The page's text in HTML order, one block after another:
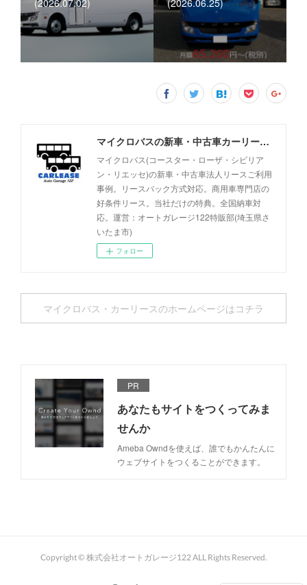
(2026.07.02)
(2026.06.25)
マイクロバスの新車・中古車カーリース事例 - オートガレージ122
マイクロバス(コースター・ローザ・シビリア
ン・リエッセ)の新車・中古車法人リースご利用
事例。リースバック方式対応。商用車専門店の
好条件リース。当社だけの特典。全国納車対
応。運営：オートガレージ122特販部(埼玉県さ
いたま市)
フォロー
マイクロバス・カーリースのホームページはコチラ
PR
あなたもサイトをつくってみま
せんか
Ameba Owndを使えば、誰でもかんたんに
ウェブサイトをつくることができます。
Copyright © 株式会社オートガレージ122 ALL Rights Reserved.